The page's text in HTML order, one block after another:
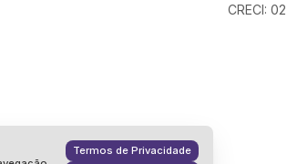
Termos de Privacidade
CRECI: